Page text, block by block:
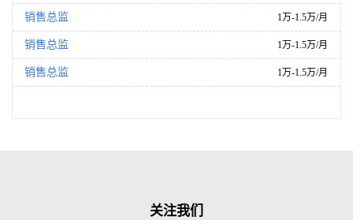
销售总监 1万-1.5万/月
销售总监 1万-1.5万/月
销售总监 1万-1.5万/月
关注我们